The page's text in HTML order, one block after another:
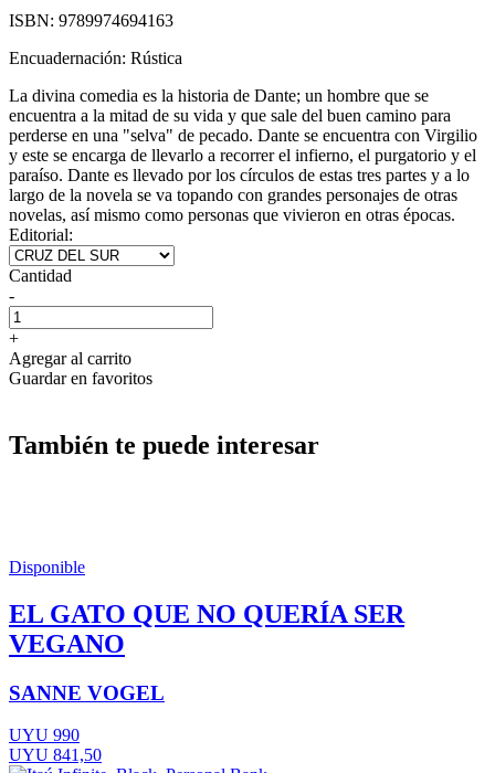
ISBN: 9789974694163
Encuadernación: Rústica
La divina comedia es la historia de Dante; un hombre que se
encuentra a la mitad de su vida y que sale del buen camino para
perderse en una "selva" de pecado. Dante se encuentra con Virgilio
y este se encarga de llevarlo a recorrer el infierno, el purgatorio y el
paraíso. Dante es llevado por los círculos de estas tres partes y a lo
largo de la novela se va topando con grandes personajes de otras
novelas, así mismo como personas que vivieron en otras épocas.
Editorial:
Cantidad
-
+
Agregar al carrito
Guardar en favoritos
También te puede interesar
Disponible
EL GATO QUE NO QUERÍA SER
VEGANO
SANNE VOGEL
UYU 990
UYU 841,50